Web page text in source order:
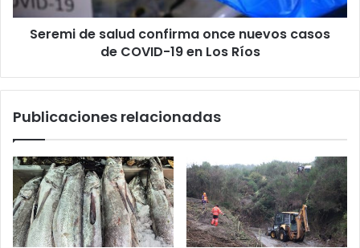
COVID-
Seremi de salud confirma once nuevos casos
de COVID-19 en Los Ríos
Publicaciones relacionadas